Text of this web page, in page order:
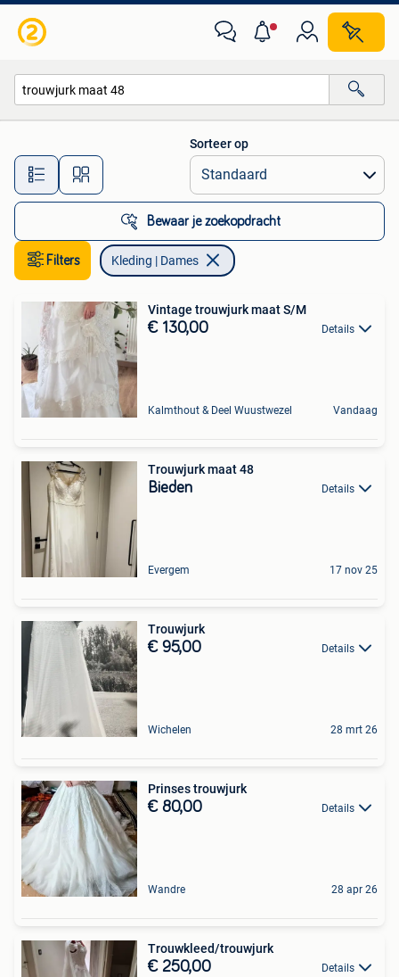
Alle afstanden…
Sorteer op
Bewaar je zoekopdracht
Filters Kleding | Dames
Vintage trouwjurk maat S/M
€ 130,00 Details
Kalmthout & Deel Wuustwezel Vandaag
Trouwjurk maat 48
Bieden Details
Evergem 17 nov 25
Trouwjurk
€ 95,00 Details
Wichelen 28 mrt 26
Prinses trouwjurk
€ 80,00 Details
Wandre 28 apr 26
Trouwkleed/trouwjurk
€ 250,00 Details